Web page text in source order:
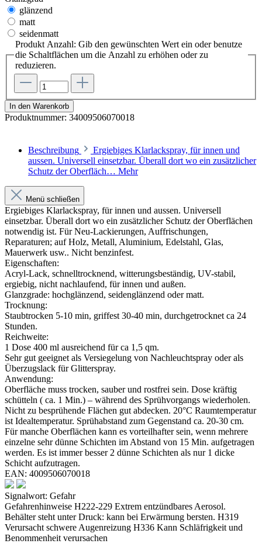
glänzend
matt
seidenmatt
Produkt Anzahl: Gib den gewünschten Wert ein oder benutze
die Schaltflächen um die Anzahl zu erhöhen oder zu
reduzieren.
In den Warenkorb
Produktnummer: 34009506070018
Beschreibung
Ergiebiges Klarlackspray, für innen und
aussen. Universell einsetzbar. Überall dort wo ein zusätzlicher
Schutz der Oberfläch… Mehr
Menü schließen
Ergiebiges Klarlackspray, für innen und aussen. Universell
einsetzbar. Überall dort wo ein zusätzlicher Schutz der Oberflächen
notwendig ist. Für Neu-Lackierungen, Auffrischungen,
Reparaturen; auf Holz, Metall, Aluminium, Edelstahl, Glas,
Mauerwerk usw.. Nicht benzinfest.
Eigenschaften:
Acryl-Lack, schnelltrocknend, witterungsbeständig, UV-stabil,
ergiebig, nicht nachlaufend, für innen und außen.
Glanzgrade: hochglänzend, seidenglänzend oder matt.
Trocknung:
Staubtrocken 5-10 min, griffest 30-40 min, durchgetrocknet ca 24
Stunden.
Reichweite:
1 Dose 400 ml ausreichend für ca 1,5 qm.
Sehr gut geeignet als Versiegelung von Nachleuchtspray oder als
Überzugslack für Glitterspray.
Anwendung:
Oberfläche muss trocken, sauber und rostfrei sein. Dose kräftig
schütteln ( ca. 1 Min.) – während des Sprühvorgangs wiederholen.
Nicht zu besprühende Flächen gut abdecken. 20°C Raumtemperatur
ist Idealtemperatur. Sprühabstand zum Gegenstand ca. 20-30 cm.
Für manche Oberflächen kann es vorteilhafter sein, wenn mehrere
einzelne sehr dünne Schichten im Abstand von 15 Min. aufgetragen
werden. Es ist immer besser 2 dünne Schichten als nur 1 dicke
Schicht aufzutragen.
EAN: 4009506070018
Signalwort: Gefahr
Gefahrenhinweise H222-229 Extrem entzündbares Aerosol.
Behälter steht unter Druck: kann bei Erwärmung bersten. H319
Verursacht schwere Augenreizung H336 Kann Schläfrigkeit und
Benommenheit verursachen